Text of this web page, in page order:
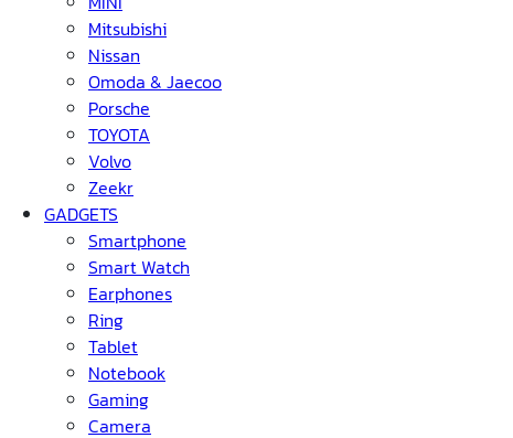
Mitsubishi
Nissan
Omoda & Jaecoo
Porsche
TOYOTA
Volvo
Zeekr
GADGETS
Smartphone
Smart Watch
Earphones
Ring
Tablet
Notebook
Gaming
Camera